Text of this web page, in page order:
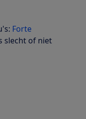
Forte
slecht of niet
Motor, merk & type